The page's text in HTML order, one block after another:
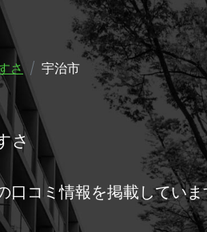
さ 宇治市
さ
口コミ情報を掲載してい